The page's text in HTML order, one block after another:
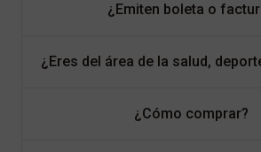
¿Emiten boleta o
¿Eres del área de la salud,
¿Cómo comprar?